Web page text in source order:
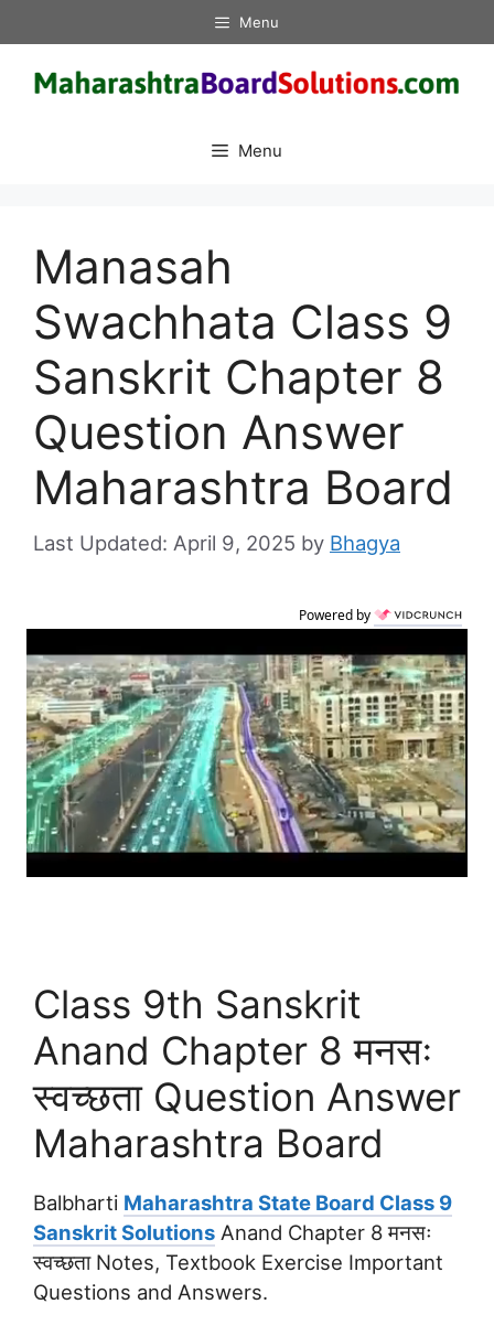
to
content
Menu
Menu
Manasah
Swachhata Class 9
Sanskrit Chapter 8
Question Answer
Maharashtra Board
April 9, 2025 by Bhagya
Powered by
Class 9th Sanskrit
Anand Chapter 8 मनसः
स्वच्छता Question Answer
Maharashtra Board
Balbharti Maharashtra State Board Class 9
Sanskrit Solutions Anand Chapter 8 मनसः
स्वच्छता Notes, Textbook Exercise Important
Questions and Answers.